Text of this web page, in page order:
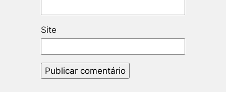
Site